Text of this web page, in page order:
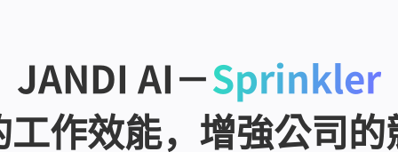
JANDI AI－Sprinkler
作效能，增強公司